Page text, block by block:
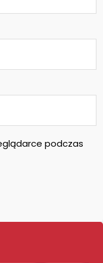
podczas